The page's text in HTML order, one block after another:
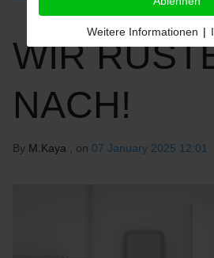
WIR
NACH!
By M.Kaya , on 07 January 2025 12:01
Weitere Informationen |